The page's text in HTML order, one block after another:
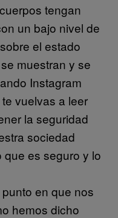
tengan
un bajo nivel de
el estado
muestran y se
Instagram
vuelvas a leer
la seguridad
sociedad
es seguro y lo
en que nos
hemos dicho